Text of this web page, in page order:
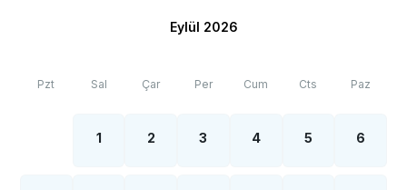
Eylül 2026
Pzt Sal Çar Per Cum Cts Paz
1 2 3 4 5 6